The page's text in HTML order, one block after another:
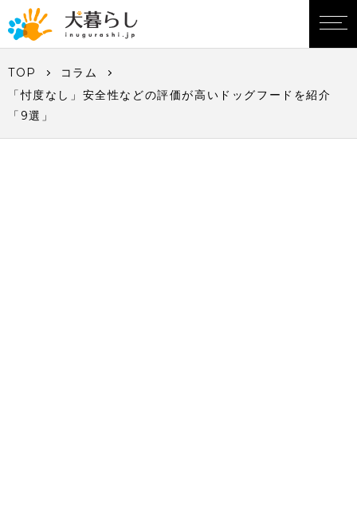
TOP
コラム
「忖度なし」安全性などの評価が高いドッグフードを紹介
「9選」